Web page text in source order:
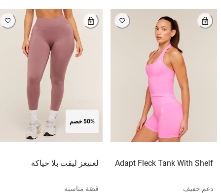
Adapt Fleck Tank With Shelf
دعم خفيف
50% خصم
لغنيغز ليفت بلا حياكة
قصّة مناسبة